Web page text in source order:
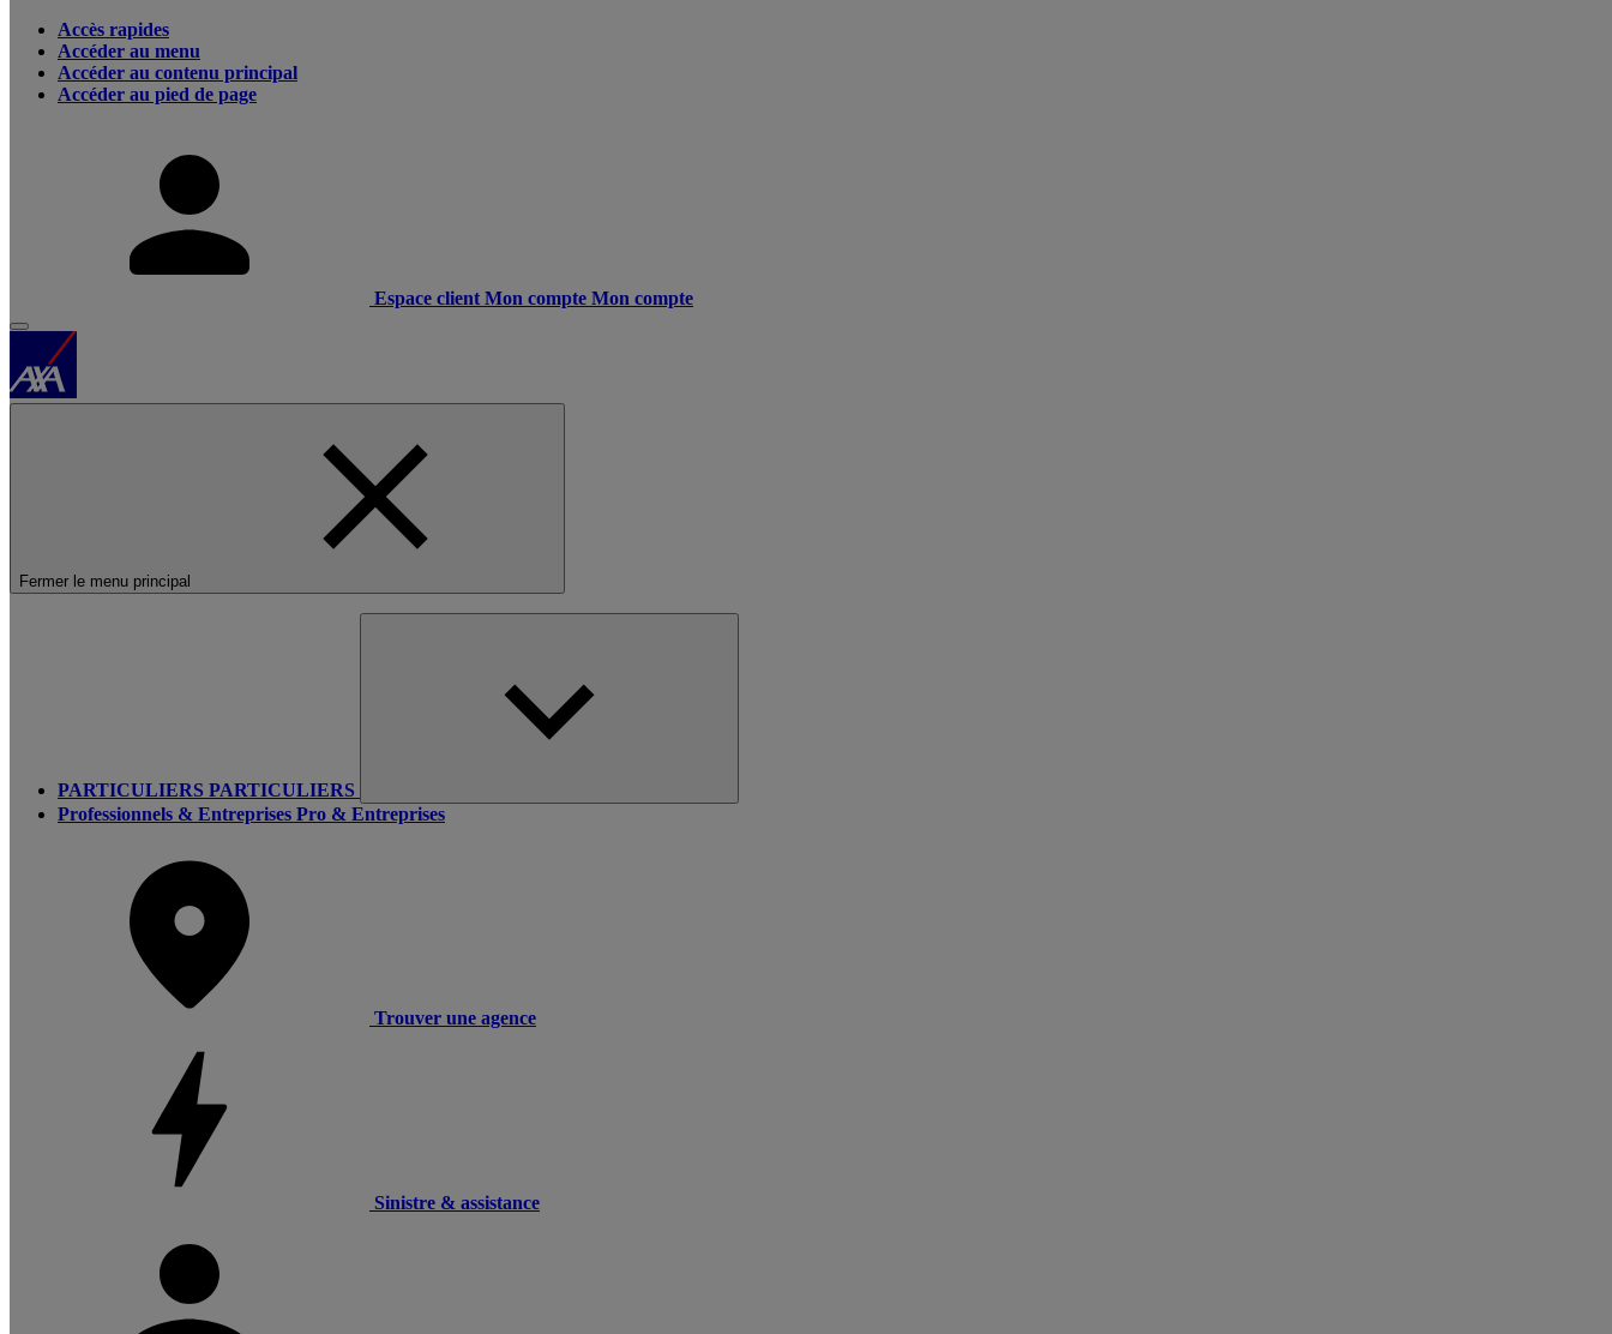
Accès rapides
Accéder au menu
Accéder au contenu principal
Accéder au pied de page
Espace client Mon compte Mon compte
Fermer le menu principal
PARTICULIERS PARTICULIERS
Professionnels & Entreprises Pro & Entreprises
Trouver une agence
Sinistre & assistance